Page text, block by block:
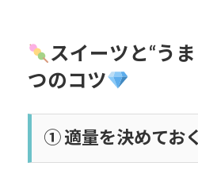
スイーツと“う
つのコツ
① 適量を決めておく